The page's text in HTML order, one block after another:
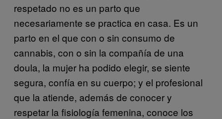
respetado no es un parto que
necesariamente se practica en casa. Es un
parto en el que con o sin consumo de
cannabis, con o sin la compañía de una
doula, la mujer ha podido elegir, se siente
segura, confía en su cuerpo; y el profesional
que la atiende, además de conocer y
respetar la fisiología femenina, conoce los